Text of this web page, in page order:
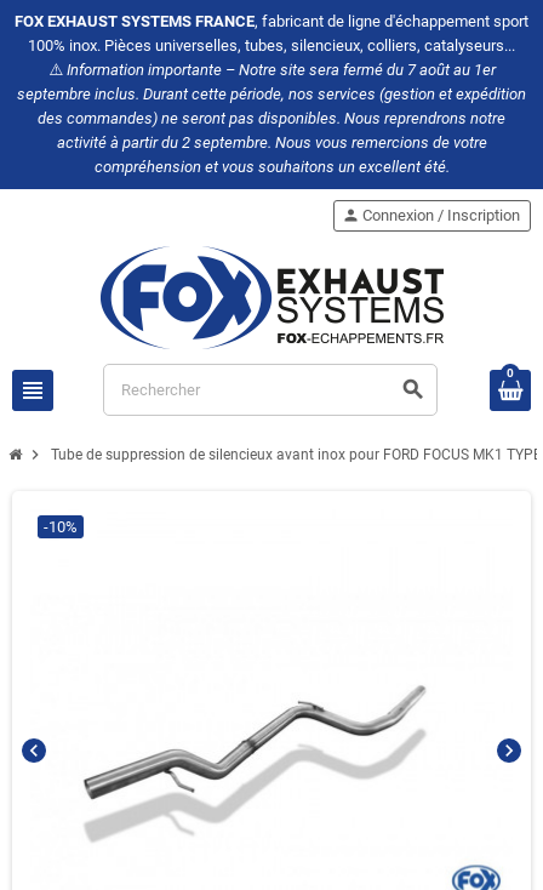
FOX EXHAUST SYSTEMS FRANCE, fabricant de ligne d'échappement sport
100% inox. Pièces universelles, tubes, silencieux, colliers, catalyseurs...
⚠️Information importante – Notre site sera fermé du 7 août au 1er
septembre inclus. Durant cette période, nos services (gestion et expédition
des commandes) ne seront pas disponibles. Nous reprendrons notre
activité à partir du 2 septembre. Nous vous remercions de votre
compréhension et vous souhaitons un excellent été.
view_headline search
person Connexion / Inscription
0
chevron_right Tube de suppression de silencieux avant inox pour FORD FOCUS MK1
chevron_left chevron_right
-10%